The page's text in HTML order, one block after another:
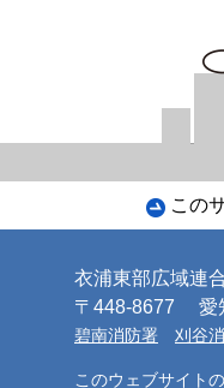
この
衣浦東部広域連
〒448-8677
愛
碧南消防署 刈谷
このウェブサイト